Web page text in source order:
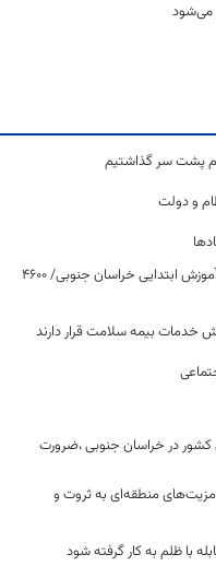
پشت سر گذاشتیم
و دولت
تقدیر مقام عالی وزارت از عملکرد جهادی معاونت آموزش ابتدایی خراسان جنوبی/ ۴۶۰۰
کشور در خراسان جنوبی ،ضرورت
منطقه‌ای به ثروت و
با ظلم به کار گرفته شود